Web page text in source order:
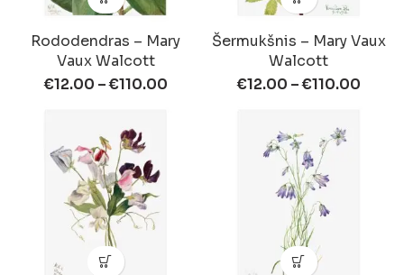
Rododendras – Mary
Vaux Walcott
€12.00 –€110.00
Šermukšnis – Mary Vaux
Walcott
€12.00 –€110.00